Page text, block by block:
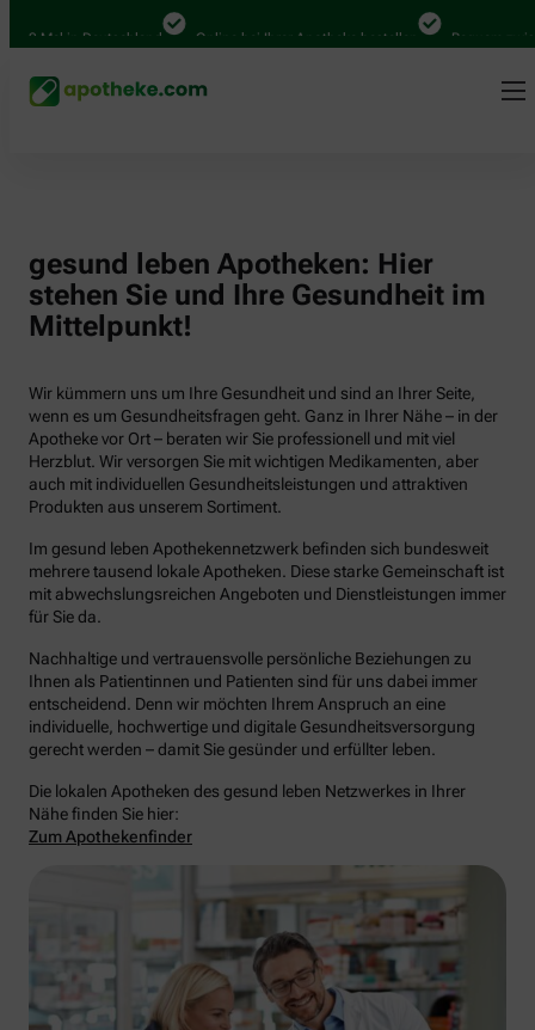
Mal in Deutschland Online bei Ihrer Apotheke bestellen Bequem
gesund leben Apotheken: Hier
stehen Sie und Ihre Gesundheit im
Mittelpunkt!
Wir kümmern uns um Ihre Gesundheit und sind an Ihrer Seite,
wenn es um Gesundheitsfragen geht. Ganz in Ihrer Nähe – in der
Apotheke vor Ort – beraten wir Sie professionell und mit viel
Herzblut. Wir versorgen Sie mit wichtigen Medikamenten, aber
auch mit individuellen Gesundheitsleistungen und attraktiven
Produkten aus unserem Sortiment.
Im gesund leben Apothekennetzwerk befinden sich bundesweit
mehrere tausend lokale Apotheken. Diese starke Gemeinschaft ist
mit abwechslungsreichen Angeboten und Dienstleistungen immer
für Sie da.
Nachhaltige und vertrauensvolle persönliche Beziehungen zu
Ihnen als Patientinnen und Patienten sind für uns dabei immer
entscheidend. Denn wir möchten Ihrem Anspruch an eine
individuelle, hochwertige und digitale Gesundheitsversorgung
gerecht werden – damit Sie gesünder und erfüllter leben.
Die lokalen Apotheken des gesund leben Netzwerkes in Ihrer
Nähe finden Sie hier:
Zum Apothekenfinder